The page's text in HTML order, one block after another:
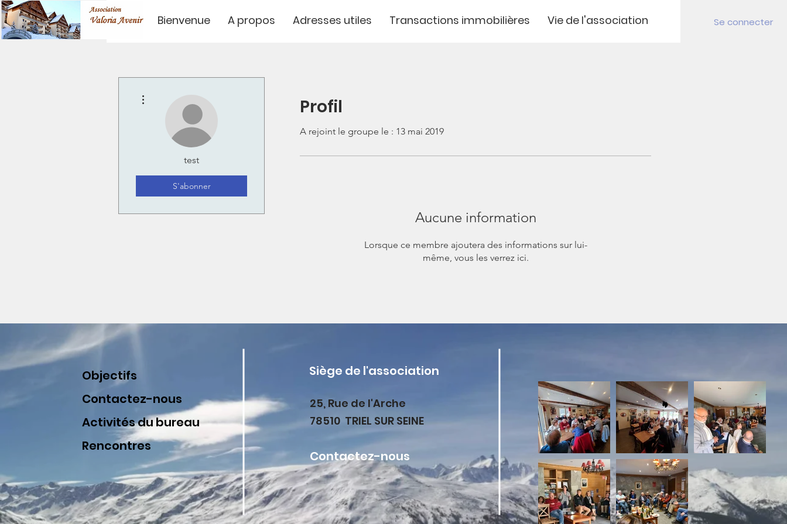
Bienvenue A propos Adresses utiles Transactions immobilières Vie de l'association Se connecter
Profil
A rejoint le groupe le : 13 mai 2019
Aucune information
Lorsque ce membre ajoutera des informations sur lui-
même, vous les verrez ici.
test
S'abonner
Objectifs
Contactez-nous
Activités du bureau
Rencontres
Siège de l'association
Contactez-nous
25, Rue de l'Arche
78510 TRIEL SUR SEINE